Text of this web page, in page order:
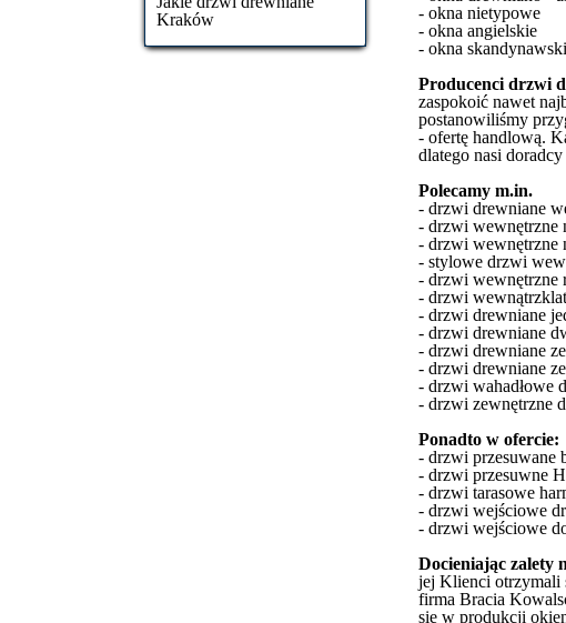
Kraków
- okna nietypowe
- okna angielskie
- okna
Producenci drzwi
zaspokoić nawet
postanowiliśmy
- ofertę handlową.
dlatego nasi
Polecamy m.in.
- drzwi drewniane
- drzwi wewnętrzne
- drzwi wewnętrzne
- stylowe drzwi
- drzwi wewnętrzne
- drzwi
- drzwi drewniane
- drzwi drewniane
- drzwi drewniane
- drzwi drewniane
- drzwi wahadłowe
- drzwi zewnętrzne
Ponadto w ofercie:
- drzwi przesuwane
- drzwi przesuwne
- drzwi tarasowe
- drzwi wejściowe
- drzwi wejściowe
Docieniając zalety
jej Klienci otrzymali
firma Bracia
się w produkcji